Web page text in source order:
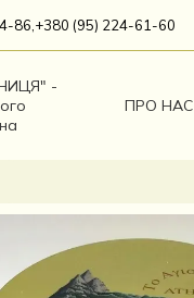
контенту
86, +380 (95) 224-61-60
ПРО НАС